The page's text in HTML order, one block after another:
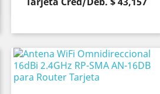
Vista rápida